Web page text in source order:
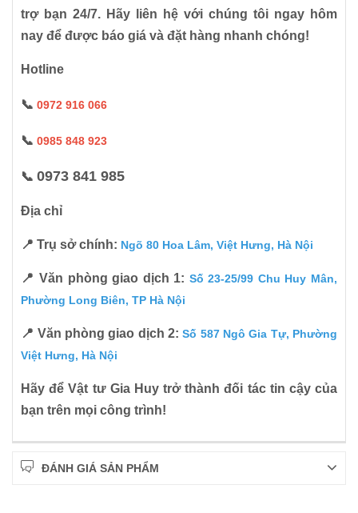
trợ bạn 24/7. Hãy liên hệ với chúng tôi ngay hôm
nay để được báo giá và đặt hàng nhanh chóng!
Hotline
📞 0972 916 066
📞 0985 848 923
📞 0973 841 985
Địa chỉ
📍 Trụ sở chính: Ngõ 80 Hoa Lâm, Việt Hưng, Hà Nội
📍 Văn phòng giao dịch 1: Số 23-25/99 Chu Huy Mân,
Phường Long Biên, TP Hà Nội
📍 Văn phòng giao dịch 2:Số 587 Ngô Gia Tự, Phường
Việt Hưng, Hà Nội
Hãy để Vật tư Gia Huy trở thành đối tác tin cậy của
bạn trên mọi công trình!
ĐÁNH GIÁ SẢN PHẨM